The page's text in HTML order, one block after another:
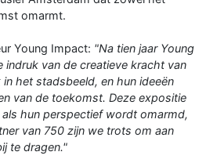
omarmt.
Young Impact: "Na tien jaar Young
indruk van de creatieve kracht van
het stadsbeeld, en hun ideeën
van de toekomst. Deze expositie
hun perspectief wordt omarmd,
van 750 zijn we trots om aan
te dragen."